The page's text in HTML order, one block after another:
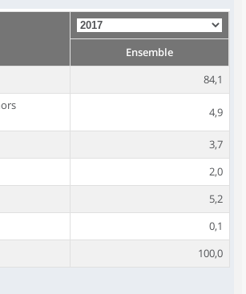
Ensemble
84,1
4,9
3,7
2,0
5,2
0,1
100,0